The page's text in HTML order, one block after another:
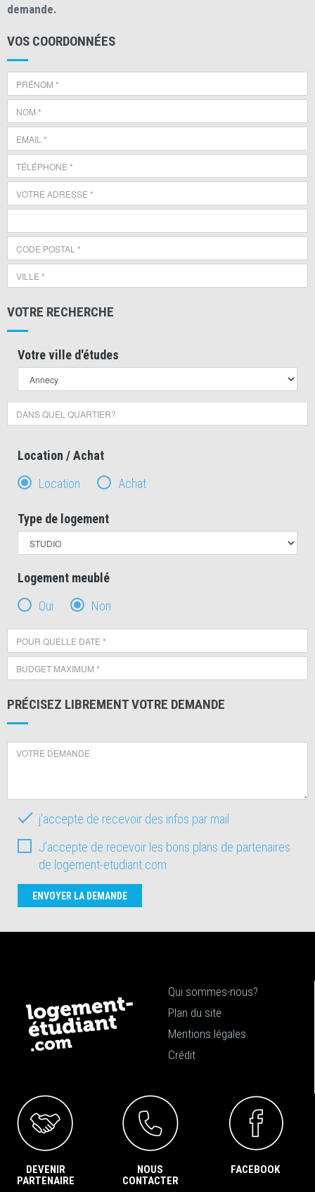
demande.
VOS COORDONNÉES
VOTRE RECHERCHE
Votre ville d'études
Location / Achat
Location
Achat
Type de logement
Logement meublé
Oui
Non
PRÉCISEZ LIBREMENT VOTRE DEMANDE
j'accepte de recevoir des infos par mail
J’accepte de recevoir les bons plans de partenaires
de logement-etudiant.com
ENVOYER LA DEMANDE
Qui sommes-nous?
Plan du site
Mentions légales
Crédit
DEVENIR
PARTENAIRE
NOUS
CONTACTER
FACEBOOK